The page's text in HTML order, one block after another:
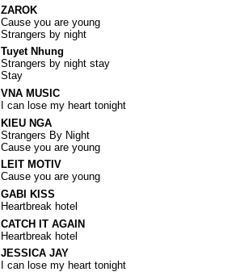
ZAROK
Cause you are young
Strangers by night
Tuyet Nhung
Strangers by night stay
Stay
VNA MUSIC
I can lose my heart tonight
KIEU NGA
Strangers By Night
Cause you are young
LEIT MOTIV
Cause you are young
GABI KISS
Heartbreak hotel
CATCH IT AGAIN
Heartbreak hotel
JESSICA JAY
I can lose my heart tonight